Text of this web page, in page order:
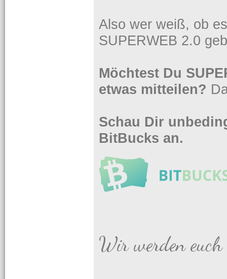
Also wer weiß, ob
SUPERWEB 2.0
Möchtest Du
etwas mitteilen?
Schau Dir
BitBucks an.
Wir werden